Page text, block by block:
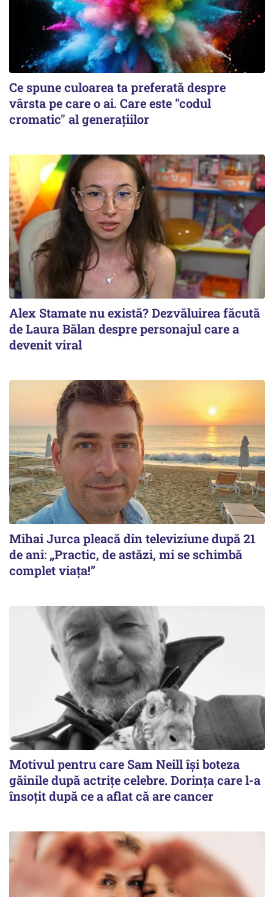
Ce spune culoarea ta preferată despre
vârsta pe care o ai. Care este "codul
cromatic" al generațiilor
Alex Stamate nu există? Dezvăluirea făcută
de Laura Bălan despre personajul care a
devenit viral
Mihai Jurca pleacă din televiziune după 21
de ani: „Practic, de astăzi, mi se schimbă
complet viața!”
Motivul pentru care Sam Neill își boteza
găinile după actrițe celebre. Dorința care l-a
însoțit după ce a aflat că are cancer